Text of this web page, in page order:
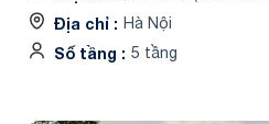
Địa chỉ Hà Nội
Số tầng 5 tầng